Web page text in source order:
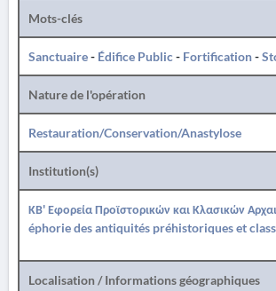
Mots-clés
Sanctuaire- Édifice Public- Fortification-
Nature de l'opération
Restauration/Conservation/Anastylose
Institution(s)
ΚΒ' Εφορεία Προϊστορικών και Κλασικών
éphorie des antiquités préhistoriques et
Localisation / Informations géographiques